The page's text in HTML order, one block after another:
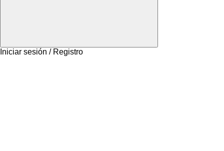
Iniciar sesión / Registro